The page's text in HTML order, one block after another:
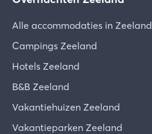
Alle accommodaties in Zeeland
Campings Zeeland
Hotels Zeeland
B&B Zeeland
Vakantiehuizen Zeeland
Vakantieparken Zeeland